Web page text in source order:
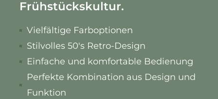
Frühstückskultur.
Vielfältige Farboptionen
Stilvolles 50's Retro-Design
Einfache und komfortable Bedienung
Perfekte Kombination aus Design und
Funktion